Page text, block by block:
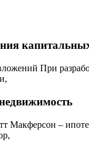
При
–